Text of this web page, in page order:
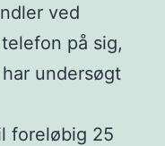
ved
på sig,
undersøgt
foreløbig 25